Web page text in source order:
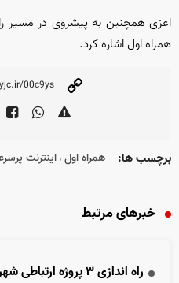
همراه اول اشاره کرد.
برچسب ها: همراه اول ، اینترنت
خبرهای مرتبط
راه اندازی ۳ پروژه ارتباطی شهرستان ساری تا دهه فجر